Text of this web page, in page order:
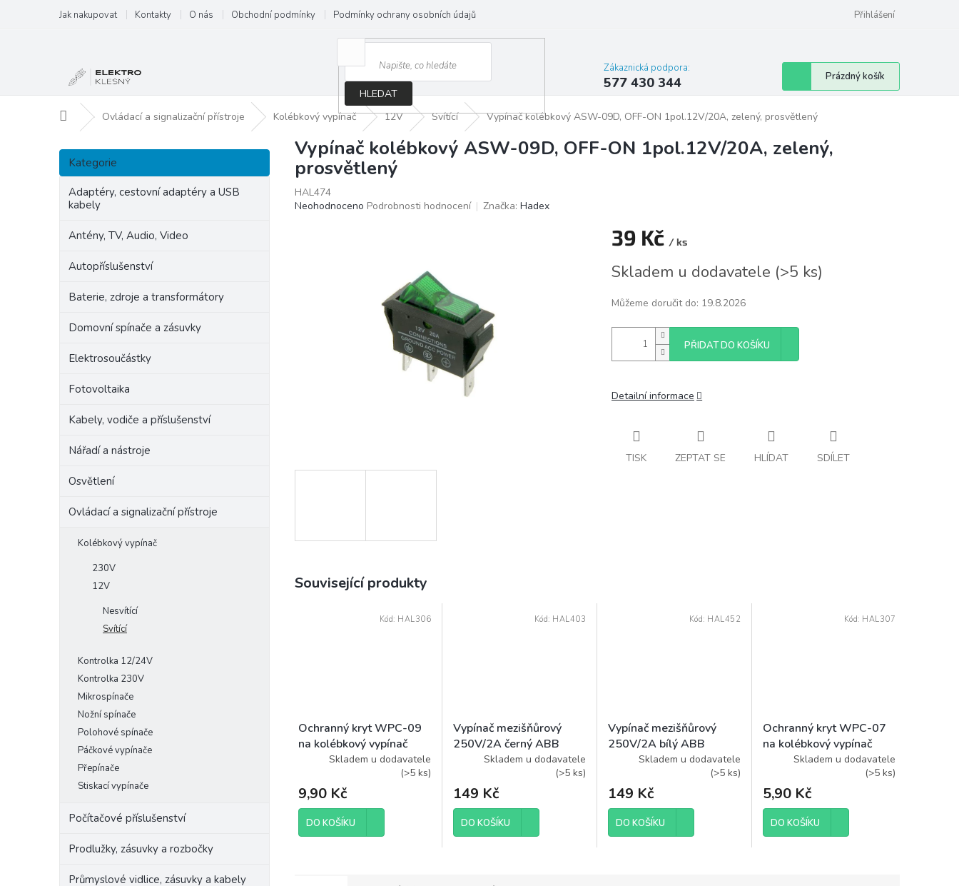
obsah
Jak nakupovat Kontakty O nás Obchodní podmínky Podmínky ochrany osobních údajů Přihlášení
HLEDAT
Zákaznická podpora:
577 430 344
Nákupní
košík
Prázdný košík
Domů Ovládací a signalizační přístroje Kolébkový vypínač 12V Svítící Vypínač kolébkový ASW-09D, OFF-ON 1pol.12V/20A, zelený, prosvětlený
P
s
Přeskočit
kategorie
Kategorie
Adaptéry, cestovní adaptéry a USB
kabely
Antény, TV, Audio, Video
Autopříslušenství
Baterie, zdroje a transformátory
Domovní spínače a zásuvky
Elektrosoučástky
Fotovoltaika
Kabely, vodiče a příslušenství
Nářadí a nástroje
Osvětlení
Ovládací a signalizační přístroje
Kolébkový vypínač
230V
12V
Nesvítící
Svítící
Kontrolka 12/24V
Kontrolka 230V
Mikrospínače
Nožní spínače
Polohové spínače
Páčkové vypínače
Přepínače
Stiskací vypínače
Počítačové příslušenství
Prodlužky, zásuvky a rozbočky
Průmyslové vidlice, zásuvky a kabely
Vypínač kolébkový ASW-09D, OFF-ON 1pol.12V/20A, zelený,
prosvětlený
HAL474
Průměrné
Neohodnoceno Podrobnosti hodnocení Značka: Hadex
39 Kč / ks
cena:
Skladem u dodavatele (>5 ks)
Můžeme doručit do: 19.8.2026
PŘIDAT DO KOŠÍKU
Detailní informace
TISK ZEPTAT SE HLÍDAT SDÍLET
Související produkty
Ochranný kryt WPC-09
na kolébkový vypínač
Skladem u dodavatele
(>5 ks)
9,90 Kč
DO KOŠÍKU
Kód: HAL306
Vypínač mezišňůrový
250V/2A černý ABB
3251-01910
Skladem u dodavatele
(>5 ks)
149 Kč
DO KOŠÍKU
Kód: HAL403
Vypínač mezišňůrový
250V/2A bílý ABB
3251-01915
Skladem u dodavatele
(>5 ks)
149 Kč
DO KOŠÍKU
Kód: HAL452
Ochranný kryt WPC-07
na kolébkový vypínač
Skladem u dodavatele
(>5 ks)
5,90 Kč
DO KOŠÍKU
Kód: HAL307